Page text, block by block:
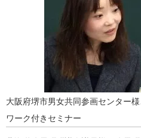
大阪府堺市男女共同参画センター
ワーク付きセミナー